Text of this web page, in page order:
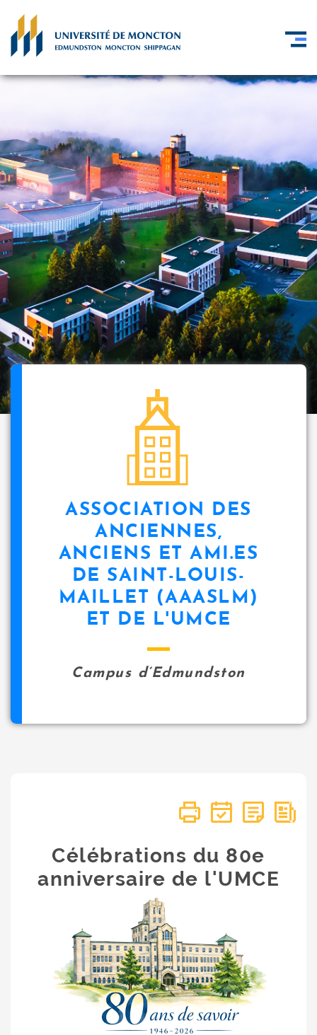
ASSOCIATION DES
ANCIENNES,
ANCIENS ET AMI.ES
DE SAINT-LOUIS-
MAILLET (AAASLM)
ET DE L'UMCE
Campus d’Edmundston
Célébrations du 80e
anniversaire de l'UMCE